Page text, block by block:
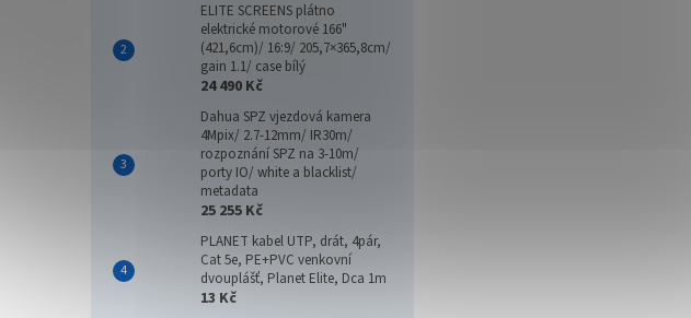
ELITE SCREENS plátno
elektrické motorové 166"
(421,6cm)/ 16:9/ 205,7×365,8cm/
gain 1.1/ case bílý
24 490 Kč
Dahua SPZ vjezdová kamera
4Mpix/ 2.7-12mm/ IR30m/
rozpoznání SPZ na 3-10m/
porty IO/ white a blacklist/
metadata
25 255 Kč
PLANET kabel UTP, drát, 4pár,
Cat 5e, PE+PVC venkovní
dvouplášť, Planet Elite, Dca 1m
13 Kč